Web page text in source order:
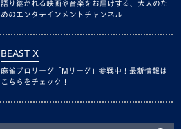
語り継がれる映画や音楽をお届けする、大人のた
めのエンタテインメントチャンネル
BEAST X
麻雀プロリーグ「Mリーグ」参戦中！最新情報は
こちらをチェック！